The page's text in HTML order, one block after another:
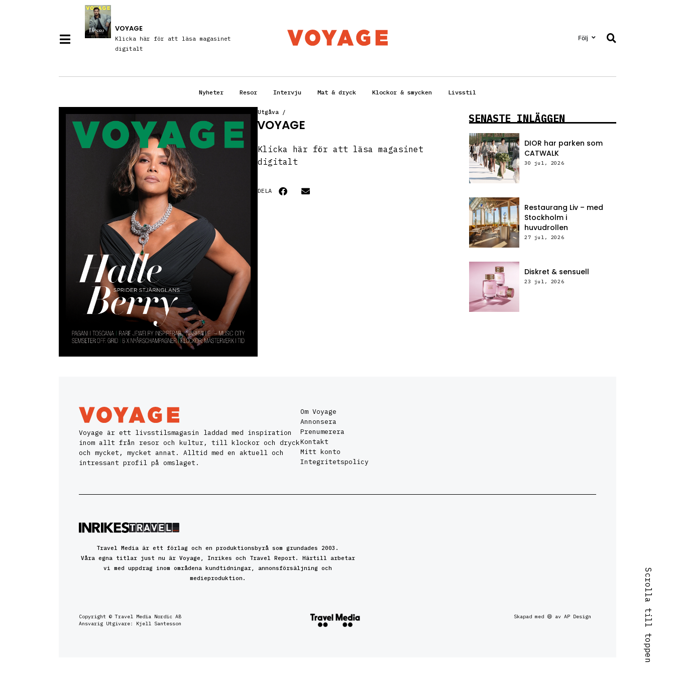
VOYAGE
Klicka här för att läsa magasinet
digitalt
Följ
Nyheter Resor Intervju Mat & dryck Klockor & smycken Livsstil
Scrolla till toppen
Utgåva/
VOYAGE
Klicka här för att läsa magasinet
digitalt
DELA
SENASTE INLÄGGEN
DIOR har parken som
CATWALK
30 jul, 2026
Restaurang Liv – med
Stockholm i
huvudrollen
27 jul, 2026
Diskret & sensuell
23 jul, 2026
Voyage är ett livsstilsmagasin laddad med inspiration
inom allt från resor och kultur, till klockor och dryck
och mycket, mycket annat. Alltid med en aktuell och
intressant profil på omslaget.
Om Voyage
Annonsera
Prenumerera
Kontakt
Mitt konto
Integritetspolicy
Travel Media är ett förlag och en produktionsbyrå som grundades 2003.
Våra egna titlar just nu är Voyage, Inrikes och Travel Report. Härtill arbetar
vi med uppdrag inom områdena kundtidningar, annonsförsäljning och
medieproduktion.
Copyright © Travel Media Nordic AB
Ansvarig Utgivare: Kjell Santesson
Skapad med 😄 av AP Design